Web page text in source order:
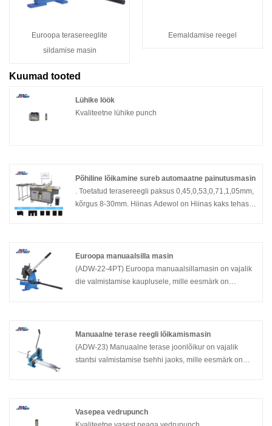
Euroopa terasereeglite
sildamise masin
Eemaldamise reegel
Kuumad tooted
Lühike löök
Kvaliteetne lühike punch
Põhiline lõikamine sureb automaatne painutusmasin
. Toetatud terasereegli paksus 0,45,0,53,0,71,1,05mm,
kõrgus 8-30mm. Hiinas Adewol on Hiinas kaks tehast,
kortsuv lõikeautomaadi ja nii edasi pakenditööstuses.
Euroopa manuaalsilla masin
(ADW-22-4PT) Euroopa manuaalsillamasin on vajalik
die valmistamise kauplusele, mille eesmärk on
väljatöötamisele ja tootmisele, sealhulgas CNC
laserlõikamismasin, automaatne painutaja masin,
lõikamismasina kortsumine ja die valmistamine
Manuaalne terase reegli lõikamismasin
(ADW-23) Manuaalne terase joonlõikur on vajalik
stantsi valmistamise tsehhi jaoks, mille eesmärk on
laserlõikusmasinate, automaatsete painutusmasinate,
kortsumislõikusmasinate ja stantsi valmistamise käsitsi
Vasepea vedrupunch